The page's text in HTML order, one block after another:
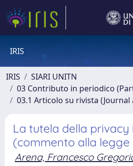
IRIS
IRIS
SIARI UNITN
03 Contributo in periodico
03.1 Articolo su rivista (Journal
La tutela della
(commento alla legge
Arena, Francesco